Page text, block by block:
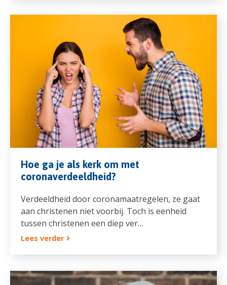
Hoe ga je als kerk om met
coronaverdeeldheid?
Verdeeldheid door coronamaatregelen, ze gaat
aan christenen niet voorbij. Toch is eenheid
tussen christenen een diep ver…
Lees verder